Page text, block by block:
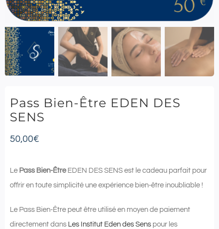
Pass Bien-Être EDEN DES
SENS
50,00€
Le Pass Bien-ÊtreEDEN DES SENS est le cadeau parfait pour
offrir en toute simplicité une expérience bien-être inoubliable !
Le Pass Bien-Être peut être utilisé en moyen de paiement
directement dans Les Institut Eden des Sens pour les